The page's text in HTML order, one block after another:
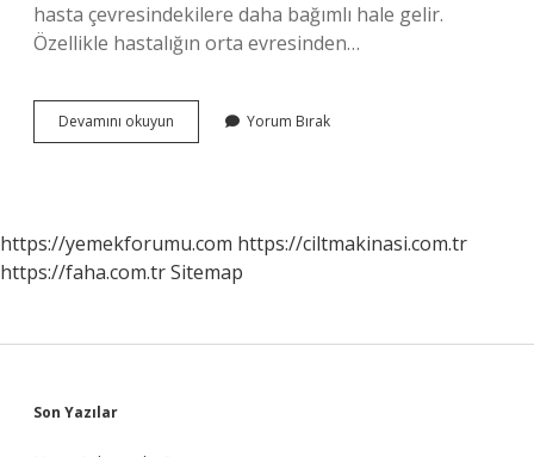
hasta çevresindekilere daha bağımlı hale gelir.
Özellikle hastalığın orta evresinden…
Devamını okuyun Alzheimer
Başlangıcı
Yorum Bırak
https://yemekforumu.com https://ciltmakinasi.com.tr
https://faha.com.trSitemap
Sidebar
Son Yazılar